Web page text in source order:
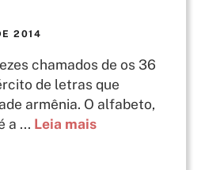
2014
chamados de os 36
de letras que
armênia. O alfabeto,
a ... Leia mais